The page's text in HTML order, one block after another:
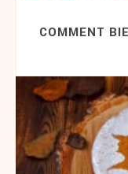
COMMENT